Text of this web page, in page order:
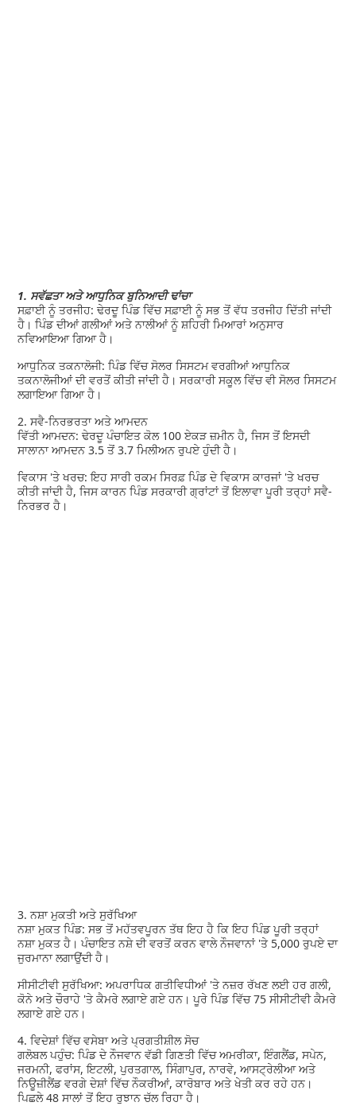
1. ਸਵੱਛਤਾ ਅਤੇ ਆਧੁਨਿਕ ਬੁਨਿਆਦੀ ਢਾਂਚਾ
ਸਫ਼ਾਈ ਨੂੰ ਤਰਜੀਹ: ਢੇਰਦੂ ਪਿੰਡ ਵਿੱਚ ਸਫ਼ਾਈ ਨੂੰ ਸਭ ਤੋਂ ਵੱਧ ਤਰਜੀਹ ਦਿੱਤੀ ਜਾਂਦੀ
ਹੈ। ਪਿੰਡ ਦੀਆਂ ਗਲੀਆਂ ਅਤੇ ਨਾਲੀਆਂ ਨੂੰ ਸ਼ਹਿਰੀ ਮਿਆਰਾਂ ਅਨੁਸਾਰ
ਨਵਿਆਇਆ ਗਿਆ ਹੈ।
ਆਧੁਨਿਕ ਤਕਨਾਲੋਜੀ: ਪਿੰਡ ਵਿੱਚ ਸੋਲਰ ਸਿਸਟਮ ਵਰਗੀਆਂ ਆਧੁਨਿਕ
ਤਕਨਾਲੋਜੀਆਂ ਦੀ ਵਰਤੋਂ ਕੀਤੀ ਜਾਂਦੀ ਹੈ। ਸਰਕਾਰੀ ਸਕੂਲ ਵਿੱਚ ਵੀ ਸੋਲਰ ਸਿਸਟਮ
ਲਗਾਇਆ ਗਿਆ ਹੈ।
2. ਸਵੈ-ਨਿਰਭਰਤਾ ਅਤੇ ਆਮਦਨ
ਵਿੱਤੀ ਆਮਦਨ: ਢੇਰਦੂ ਪੰਚਾਇਤ ਕੋਲ 100 ਏਕੜ ਜ਼ਮੀਨ ਹੈ, ਜਿਸ ਤੋਂ ਇਸਦੀ
ਸਾਲਾਨਾ ਆਮਦਨ 3.5 ਤੋਂ 3.7 ਮਿਲੀਅਨ ਰੁਪਏ ਹੁੰਦੀ ਹੈ।
ਵਿਕਾਸ 'ਤੇ ਖਰਚ: ਇਹ ਸਾਰੀ ਰਕਮ ਸਿਰਫ਼ ਪਿੰਡ ਦੇ ਵਿਕਾਸ ਕਾਰਜਾਂ 'ਤੇ ਖਰਚ
ਕੀਤੀ ਜਾਂਦੀ ਹੈ, ਜਿਸ ਕਾਰਨ ਪਿੰਡ ਸਰਕਾਰੀ ਗ੍ਰਾਂਟਾਂ ਤੋਂ ਇਲਾਵਾ ਪੂਰੀ ਤਰ੍ਹਾਂ ਸਵੈ-
ਨਿਰਭਰ ਹੈ।
3. ਨਸ਼ਾ ਮੁਕਤੀ ਅਤੇ ਸੁਰੱਖਿਆ
ਨਸ਼ਾ ਮੁਕਤ ਪਿੰਡ: ਸਭ ਤੋਂ ਮਹੱਤਵਪੂਰਨ ਤੱਥ ਇਹ ਹੈ ਕਿ ਇਹ ਪਿੰਡ ਪੂਰੀ ਤਰ੍ਹਾਂ
ਨਸ਼ਾ ਮੁਕਤ ਹੈ। ਪੰਚਾਇਤ ਨਸ਼ੇ ਦੀ ਵਰਤੋਂ ਕਰਨ ਵਾਲੇ ਨੌਜਵਾਨਾਂ 'ਤੇ 5,000 ਰੁਪਏ ਦਾ
ਜੁਰਮਾਨਾ ਲਗਾਉਂਦੀ ਹੈ।
ਸੀਸੀਟੀਵੀ ਸੁਰੱਖਿਆ: ਅਪਰਾਧਿਕ ਗਤੀਵਿਧੀਆਂ 'ਤੇ ਨਜ਼ਰ ਰੱਖਣ ਲਈ ਹਰ ਗਲੀ,
ਕੋਨੇ ਅਤੇ ਚੌਰਾਹੇ 'ਤੇ ਕੈਮਰੇ ਲਗਾਏ ਗਏ ਹਨ। ਪੂਰੇ ਪਿੰਡ ਵਿੱਚ 75 ਸੀਸੀਟੀਵੀ ਕੈਮਰੇ
ਲਗਾਏ ਗਏ ਹਨ।
4. ਵਿਦੇਸ਼ਾਂ ਵਿੱਚ ਵਸੇਬਾ ਅਤੇ ਪ੍ਰਗਤੀਸ਼ੀਲ ਸੋਚ
ਗਲੋਬਲ ਪਹੁੰਚ: ਪਿੰਡ ਦੇ ਨੌਜਵਾਨ ਵੱਡੀ ਗਿਣਤੀ ਵਿੱਚ ਅਮਰੀਕਾ, ਇੰਗਲੈਂਡ, ਸਪੇਨ,
ਜਰਮਨੀ, ਫਰਾਂਸ, ਇਟਲੀ, ਪੁਰਤਗਾਲ, ਸਿੰਗਾਪੁਰ, ਨਾਰਵੇ, ਆਸਟ੍ਰੇਲੀਆ ਅਤੇ
ਨਿਊਜ਼ੀਲੈਂਡ ਵਰਗੇ ਦੇਸ਼ਾਂ ਵਿੱਚ ਨੌਕਰੀਆਂ, ਕਾਰੋਬਾਰ ਅਤੇ ਖੇਤੀ ਕਰ ਰਹੇ ਹਨ।
ਪਿਛਲੇ 48 ਸਾਲਾਂ ਤੋਂ ਇਹ ਰੁਝਾਨ ਚੱਲ ਰਿਹਾ ਹੈ।